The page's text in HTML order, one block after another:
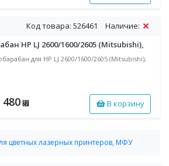
Код товара: 526461
Наличие:
HP LJ 2600/1600/2605 (Mitsubishi),
для HP LJ 2600/1600/2605 (Mitsubishi),
480 ⃏ В корзину
цветных лазерных принтеров, МФУ